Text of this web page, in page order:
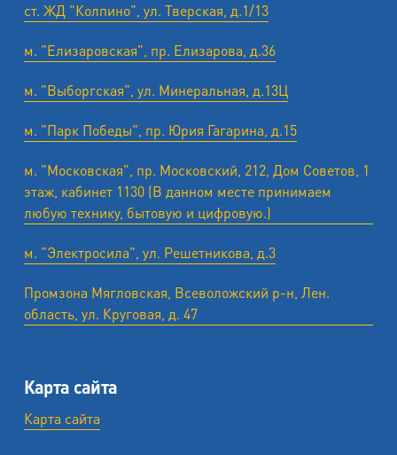
ст. ЖД "Колпино", ул. Тверская, д.1/13
м. "Елизаровская", пр. Елизарова, д.36
м. "Выборгская", ул. Минеральная, д.13Ц
м. "Парк Победы", пр. Юрия Гагарина, д.15
м. "Московская", пр. Московский, 212, Дом Советов, 1
этаж, кабинет 1130 (В данном месте принимаем
любую технику, бытовую и цифровую.)
м. "Электросила", ул. Решетникова, д.3
Промзона Мягловская, Всеволожский р-н, Лен.
область, ул. ​Круговая, д. 47
Карта сайта
Карта сайта